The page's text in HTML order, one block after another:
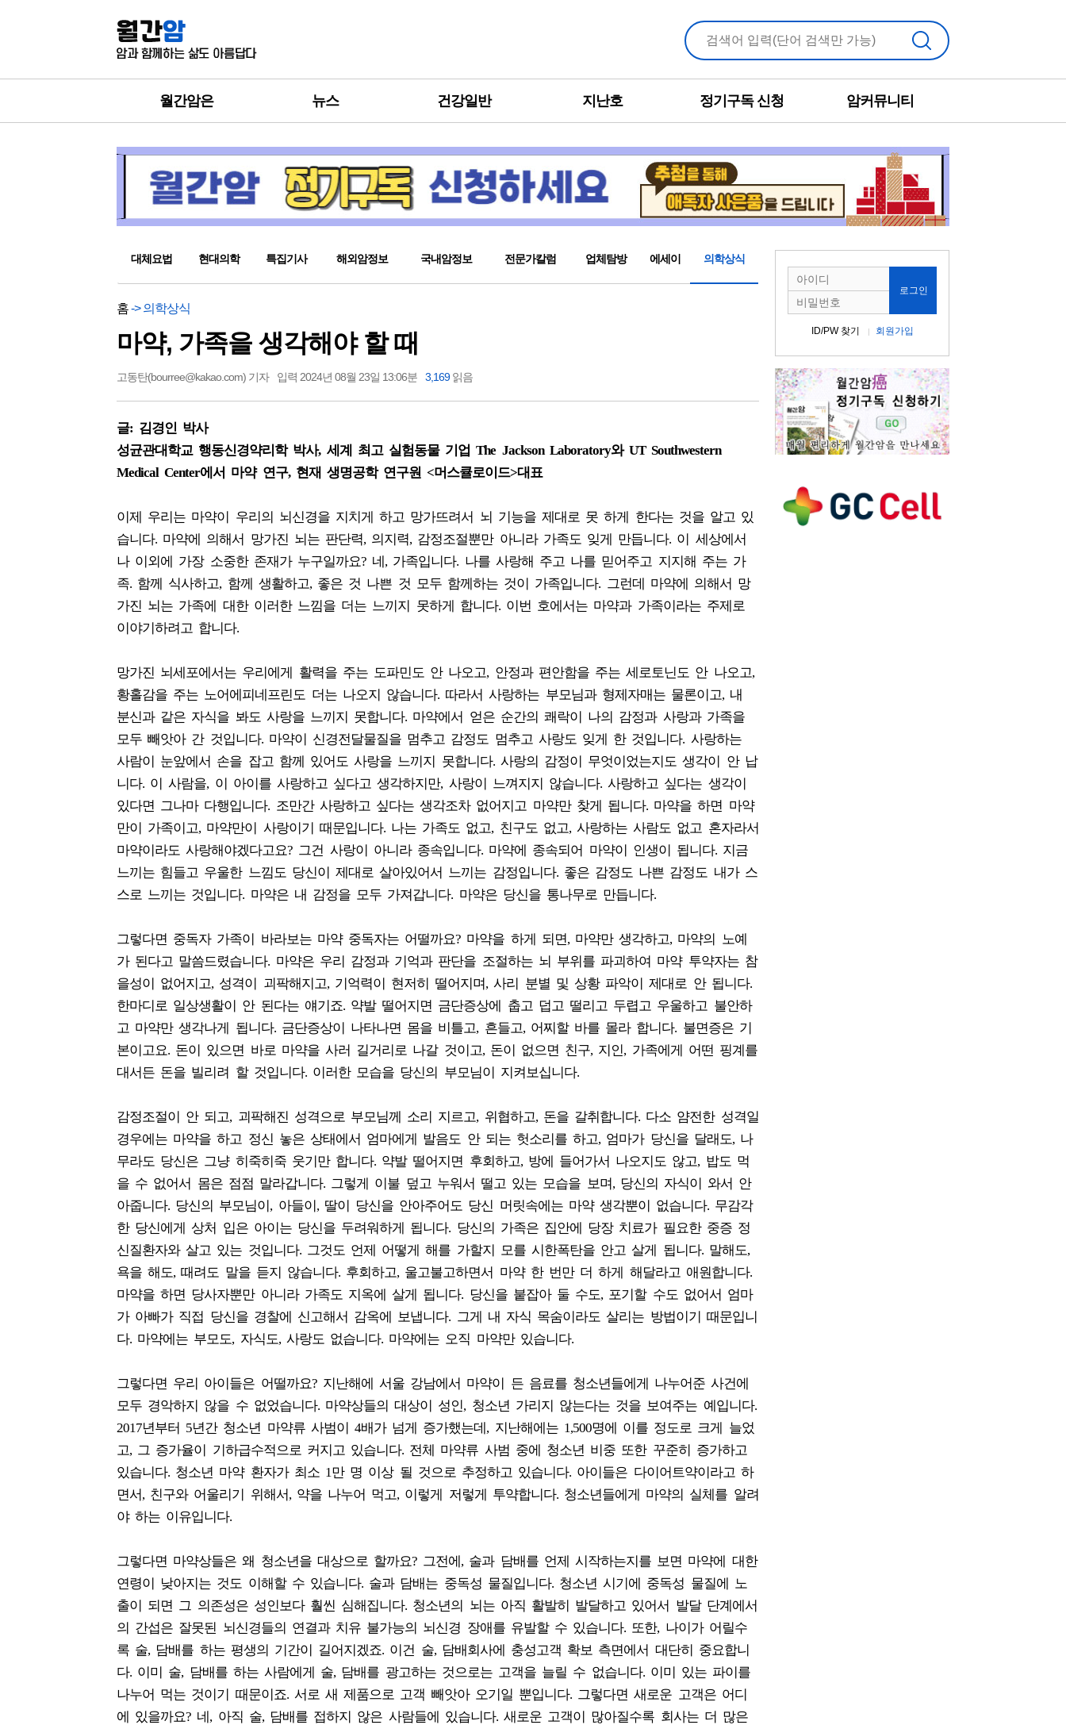
검색
월간암은 뉴스 건강일반 지난호 정기구독 신청 암커뮤니티
대체요법 현대의학 특집기사 해외암정보 국내암정보 전문가칼럼 업체탐방 에세이 의학상식
홈-> 의학상식
마약, 가족을 생각해야 할 때
고동탄(bourree@kakao.com) 기자 입력 2024년 08월 23일 13:06분 3,169읽음
글: 김경인 박사
성균관대학교 행동신경약리학 박사, 세계 최고 실험동물 기업 The Jackson Laboratory와 UT Southwestern
Medical Center에서 마약 연구, 현재 생명공학 연구원 <머스큘로이드>대표
이제 우리는 마약이 우리의 뇌신경을 지치게 하고 망가뜨려서 뇌 기능을 제대로 못 하게 한다는 것을 알고 있
습니다. 마약에 의해서 망가진 뇌는 판단력, 의지력, 감정조절뿐만 아니라 가족도 잊게 만듭니다. 이 세상에서
나 이외에 가장 소중한 존재가 누구일까요? 네, 가족입니다. 나를 사랑해 주고 나를 믿어주고 지지해 주는 가
족. 함께 식사하고, 함께 생활하고, 좋은 것 나쁜 것 모두 함께하는 것이 가족입니다. 그런데 마약에 의해서 망
가진 뇌는 가족에 대한 이러한 느낌을 더는 느끼지 못하게 합니다. 이번 호에서는 마약과 가족이라는 주제로
이야기하려고 합니다.
망가진 뇌세포에서는 우리에게 활력을 주는 도파민도 안 나오고, 안정과 편안함을 주는 세로토닌도 안 나오고,
황홀감을 주는 노어에피네프린도 더는 나오지 않습니다. 따라서 사랑하는 부모님과 형제자매는 물론이고, 내
분신과 같은 자식을 봐도 사랑을 느끼지 못합니다. 마약에서 얻은 순간의 쾌락이 나의 감정과 사랑과 가족을
모두 빼앗아 간 것입니다. 마약이 신경전달물질을 멈추고 감정도 멈추고 사랑도 잊게 한 것입니다. 사랑하는
사람이 눈앞에서 손을 잡고 함께 있어도 사랑을 느끼지 못합니다. 사랑의 감정이 무엇이었는지도 생각이 안 납
니다. 이 사람을, 이 아이를 사랑하고 싶다고 생각하지만, 사랑이 느껴지지 않습니다. 사랑하고 싶다는 생각이
있다면 그나마 다행입니다. 조만간 사랑하고 싶다는 생각조차 없어지고 마약만 찾게 됩니다. 마약을 하면 마약
만이 가족이고, 마약만이 사랑이기 때문입니다. 나는 가족도 없고, 친구도 없고, 사랑하는 사람도 없고 혼자라서
마약이라도 사랑해야겠다고요? 그건 사랑이 아니라 종속입니다. 마약에 종속되어 마약이 인생이 됩니다. 지금
느끼는 힘들고 우울한 느낌도 당신이 제대로 살아있어서 느끼는 감정입니다. 좋은 감정도 나쁜 감정도 내가 스
스로 느끼는 것입니다. 마약은 내 감정을 모두 가져갑니다. 마약은 당신을 통나무로 만듭니다.
그렇다면 중독자 가족이 바라보는 마약 중독자는 어떨까요? 마약을 하게 되면, 마약만 생각하고, 마약의 노예
가 된다고 말씀드렸습니다. 마약은 우리 감정과 기억과 판단을 조절하는 뇌 부위를 파괴하여 마약 투약자는 참
을성이 없어지고, 성격이 괴팍해지고, 기억력이 현저히 떨어지며, 사리 분별 및 상황 파악이 제대로 안 됩니다.
한마디로 일상생활이 안 된다는 얘기죠. 약발 떨어지면 금단증상에 춥고 덥고 떨리고 두렵고 우울하고 불안하
고 마약만 생각나게 됩니다. 금단증상이 나타나면 몸을 비틀고, 흔들고, 어찌할 바를 몰라 합니다. 불면증은 기
본이고요. 돈이 있으면 바로 마약을 사러 길거리로 나갈 것이고, 돈이 없으면 친구, 지인, 가족에게 어떤 핑계를
대서든 돈을 빌리려 할 것입니다. 이러한 모습을 당신의 부모님이 지켜보십니다.
감정조절이 안 되고, 괴팍해진 성격으로 부모님께 소리 지르고, 위협하고, 돈을 갈취합니다. 다소 얌전한 성격일
경우에는 마약을 하고 정신 놓은 상태에서 엄마에게 발음도 안 되는 헛소리를 하고, 엄마가 당신을 달래도, 나
무라도 당신은 그냥 히죽히죽 웃기만 합니다. 약발 떨어지면 후회하고, 방에 들어가서 나오지도 않고, 밥도 먹
을 수 없어서 몸은 점점 말라갑니다. 그렇게 이불 덮고 누워서 떨고 있는 모습을 보며, 당신의 자식이 와서 안
아줍니다. 당신의 부모님이, 아들이, 딸이 당신을 안아주어도 당신 머릿속에는 마약 생각뿐이 없습니다. 무감각
한 당신에게 상처 입은 아이는 당신을 두려워하게 됩니다. 당신의 가족은 집안에 당장 치료가 필요한 중증 정
신질환자와 살고 있는 것입니다. 그것도 언제 어떻게 해를 가할지 모를 시한폭탄을 안고 살게 됩니다. 말해도,
욕을 해도, 때려도 말을 듣지 않습니다. 후회하고, 울고불고하면서 마약 한 번만 더 하게 해달라고 애원합니다.
마약을 하면 당사자뿐만 아니라 가족도 지옥에 살게 됩니다. 당신을 붙잡아 둘 수도, 포기할 수도 없어서 엄마
가 아빠가 직접 당신을 경찰에 신고해서 감옥에 보냅니다. 그게 내 자식 목숨이라도 살리는 방법이기 때문입니
다. 마약에는 부모도, 자식도, 사랑도 없습니다. 마약에는 오직 마약만 있습니다.
그렇다면 우리 아이들은 어떨까요? 지난해에 서울 강남에서 마약이 든 음료를 청소년들에게 나누어준 사건에
모두 경악하지 않을 수 없었습니다. 마약상들의 대상이 성인, 청소년 가리지 않는다는 것을 보여주는 예입니다.
2017년부터 5년간 청소년 마약류 사범이 4배가 넘게 증가했는데, 지난해에는 1,500명에 이를 정도로 크게 늘었
고, 그 증가율이 기하급수적으로 커지고 있습니다. 전체 마약류 사범 중에 청소년 비중 또한 꾸준히 증가하고
있습니다. 청소년 마약 환자가 최소 1만 명 이상 될 것으로 추정하고 있습니다. 아이들은 다이어트약이라고 하
면서, 친구와 어울리기 위해서, 약을 나누어 먹고, 이렇게 저렇게 투약합니다. 청소년들에게 마약의 실체를 알려
야 하는 이유입니다.
그렇다면 마약상들은 왜 청소년을 대상으로 할까요? 그전에, 술과 담배를 언제 시작하는지를 보면 마약에 대한
연령이 낮아지는 것도 이해할 수 있습니다. 술과 담배는 중독성 물질입니다. 청소년 시기에 중독성 물질에 노
출이 되면 그 의존성은 성인보다 훨씬 심해집니다. 청소년의 뇌는 아직 활발히 발달하고 있어서 발달 단계에서
의 간섭은 잘못된 뇌신경들의 연결과 치유 불가능의 뇌신경 장애를 유발할 수 있습니다. 또한, 나이가 어릴수
록 술, 담배를 하는 평생의 기간이 길어지겠죠. 이건 술, 담배회사에 충성고객 확보 측면에서 대단히 중요합니
다. 이미 술, 담배를 하는 사람에게 술, 담배를 광고하는 것으로는 고객을 늘릴 수 없습니다. 이미 있는 파이를
나누어 먹는 것이기 때문이죠. 서로 새 제품으로 고객 빼앗아 오기일 뿐입니다. 그렇다면 새로운 고객은 어디
에 있을까요? 네, 아직 술, 담배를 접하지 않은 사람들에 있습니다. 새로운 고객이 많아질수록 회사는 더 많은
로그인
ID/PW 찾기 회원가입